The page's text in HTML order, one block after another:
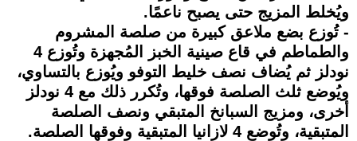
ويُخلط المزيج حتى يصبح ناعمًا.
- تُوزع بضع ملاعق كبيرة من صلصة المشروم
والطماطم في قاع صينية الخبز المُجهزة وتُوزع 4
نودلز ثم يُضاف نصف خليط التوفو ويُوزع بالتساوي،
ويُوضع ثلث الصلصة فوقها، وتُكرر ذلك مع 4 نودلز
أخرى، ومزيج السبانخ المتبقي ونصف الصلصة
المتبقية، وتُوضع 4 لازانيا المتبقية وفوقها الصلصة.